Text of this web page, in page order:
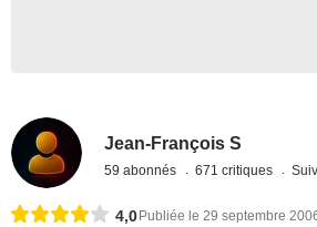
Jean-François S
59 abonnés 671 critiques
4,0 Publiée le 29 septembre